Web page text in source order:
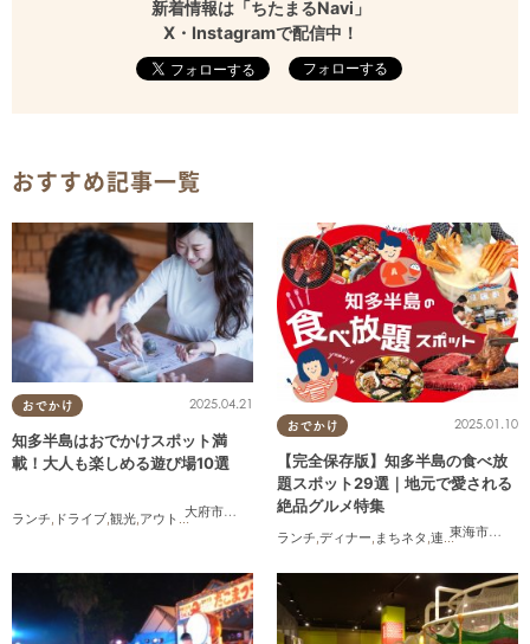
新着情報は「ちたまるNavi」
X・Instagramで配信中！
フォローする
おすすめ記事一覧
おでかけ
大府市
,東浦町 半田市,常滑市,美浜町
2025.04.21
知多半島はおでかけスポット満
載！大人も楽しめる遊び場10選
ランチ ドライブ 観光 アウトドア , 親子, カップル,友人
おでかけ
東海市
,大府
2025.01.10
【完全保存版】知多半島の食べ放
題スポット29選｜地元で愛される
絶品グルメ特集
ランチ,ディナー, まちネタ ,連載 ,コスパ抜群